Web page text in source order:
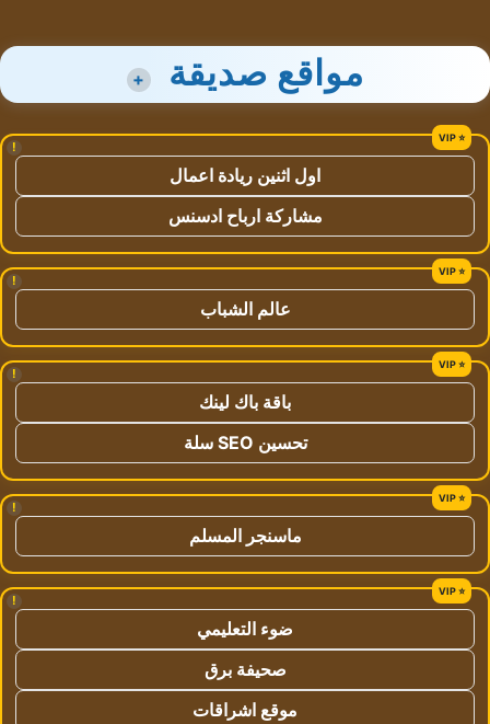
مواقع صديقة +
!
اول اثنين ريادة اعمال
مشاركة ارباح ادسنس
!
عالم الشباب
!
باقة باك لينك
تحسين SEO سلة
!
ماسنجر المسلم
!
ضوء التعليمي
صحيفة برق
موقع اشراقات